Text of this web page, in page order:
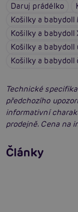
Daruj prádélko
Košilky a babydoll
Košilky a babydoll
Košilky a babydoll
Košilky a babydoll
Technické
předchozího
informativní
prodejně. Cena na
Články
neodolatelně
Číst více
Erotická